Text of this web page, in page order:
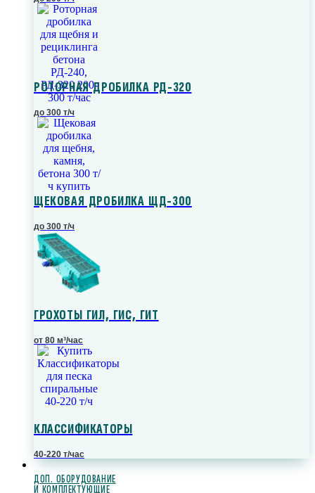
РОТОРНАЯ ДРОБИЛКА РД-320
до 300 т/ч
ЩЕКОВАЯ ДРОБИЛКА ЩД-300
до 300 т/ч
ГРОХОТЫ ГИЛ, ГИС, ГИТ
от 80 м³/час
КЛАССИФИКАТОРЫ
40-220 т/час
ДОП. ОБОРУДОВАНИЕ
И КОМПЛЕКТУЮЩИЕ